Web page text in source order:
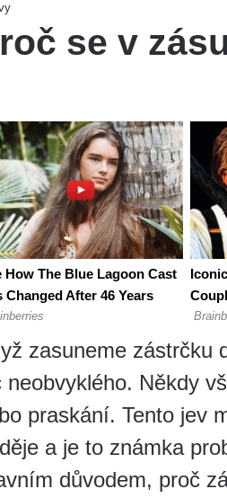
se v
zasuneme zástrčku
neobvyklého. Někdy
praskání. Tento jev
a je to známka
důvodem, proč